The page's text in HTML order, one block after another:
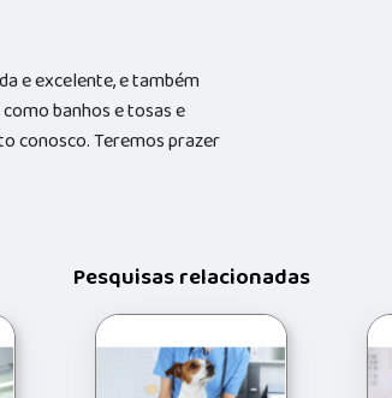
e excelente, e também
banhos e tosas e
conosco. Teremos prazer
Pesquisas relacionadas